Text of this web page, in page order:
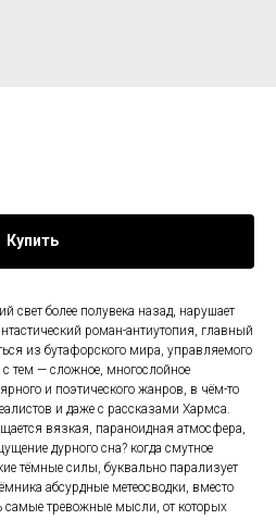
Купить
более полувека назад, нарушает
роман-антиутопия, главный
из бутафорского мира, управляемого
тем — сложное, многослойное
и поэтического жанров, в чём-то
и даже с рассказами Хармса.
вязкая, параноидная атмосфера,
дурного сна? когда смутное
тёмные силы, буквально парализует
абсурдные метеосводки, вместо
тревожные мысли, от которых